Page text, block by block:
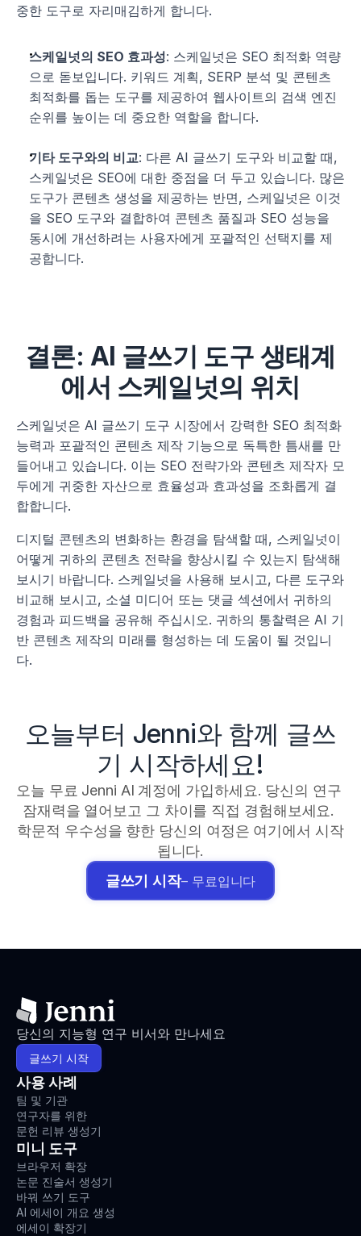
중한 도구로 자리매김하게 합니다.
스케일넛의 SEO 효과성: 스케일넛은 SEO 최적화 역량
으로 돋보입니다. 키워드 계획, SERP 분석 및 콘텐츠
최적화를 돕는 도구를 제공하여 웹사이트의 검색 엔진
순위를 높이는 데 중요한 역할을 합니다.
기타 도구와의 비교: 다른 AI 글쓰기 도구와 비교할 때,
스케일넛은 SEO에 대한 중점을 더 두고 있습니다. 많은
도구가 콘텐츠 생성을 제공하는 반면, 스케일넛은 이것
을 SEO 도구와 결합하여 콘텐츠 품질과 SEO 성능을
동시에 개선하려는 사용자에게 포괄적인 선택지를 제
공합니다.
결론: AI 글쓰기 도구 생태계
에서 스케일넛의 위치
스케일넛은 AI 글쓰기 도구 시장에서 강력한 SEO 최적화
능력과 포괄적인 콘텐츠 제작 기능으로 독특한 틈새를 만
들어내고 있습니다. 이는 SEO 전략가와 콘텐츠 제작자 모
두에게 귀중한 자산으로 효율성과 효과성을 조화롭게 결
합합니다.
디지털 콘텐츠의 변화하는 환경을 탐색할 때, 스케일넛이
어떻게 귀하의 콘텐츠 전략을 향상시킬 수 있는지 탐색해
보시기 바랍니다. 스케일넛을 사용해 보시고, 다른 도구와
비교해 보시고, 소셜 미디어 또는 댓글 섹션에서 귀하의
경험과 피드백을 공유해 주십시오. 귀하의 통찰력은 AI 기
반 콘텐츠 제작의 미래를 형성하는 데 도움이 될 것입니
다.
오늘부터 Jenni와 함께 글쓰
기 시작하세요!
오늘 무료 Jenni AI 계정에 가입하세요. 당신의 연구
잠재력을 열어보고 그 차이를 직접 경험해보세요.
학문적 우수성을 향한 당신의 여정은 여기에서 시작
됩니다.
글쓰기 시작– 무료입니다
당신의 지능형 연구 비서와 만나세요
글쓰기 시작
사용 사례
팀 및 기관
연구자를 위한
문헌 리뷰 생성기
미니 도구
브라우저 확장
논문 진술서 생성기
바꿔 쓰기 도구
AI 에세이 개요 생성
에세이 확장기